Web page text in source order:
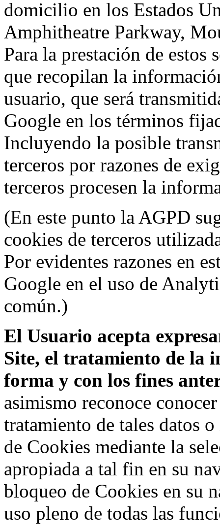
domicilio en los Estados
Amphitheatre Parkway,
Para la prestación de
que recopilan la
usuario, que será
Google en los términos
Incluyendo la posible
terceros por razones de
terceros procesen la
(En este punto la AGPD
cookies de terceros
Por evidentes razones en
Google en el uso de
común.)
El Usuario acepta
Site, el tratamiento de la
forma y con los fines
asimismo reconoce
tratamiento de tales datos
de Cookies mediante la
apropiada a tal fin en su
bloqueo de Cookies en su
uso pleno de todas las